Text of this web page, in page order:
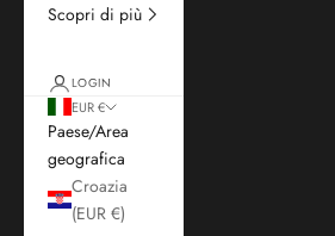
Scopri di più
LOGIN
EUR €
Paese/Area
geografica
Croazia
(EUR €)